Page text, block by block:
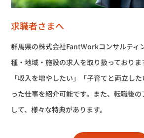
求職者さまへ
群馬県の株式会社FantWorkコンサルティ
種・地域・施設の求人を取り扱っておりま
「収入を増やしたい」「子育てと両立し
った仕事を紹介可能です。また、転職後
して、様々な特典があります。